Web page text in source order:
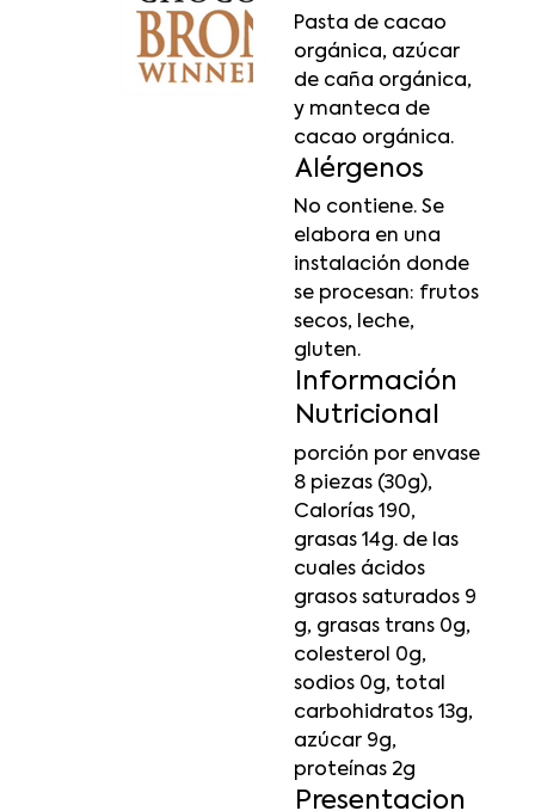
Pasta de cacao
orgánica, azúcar
de caña orgánica,
y manteca de
cacao orgánica.
Alérgenos
No contiene. Se
elabora en una
instalación donde
se procesan: frutos
secos, leche,
gluten.
Información
Nutricional
porción por envase
8 piezas (30g),
Calorías 190,
grasas 14g. de las
cuales ácidos
grasos saturados 9
g, grasas trans 0g,
colesterol 0g,
sodios 0g, total
carbohidratos 13g,
azúcar 9g,
proteínas 2g
Presentacion